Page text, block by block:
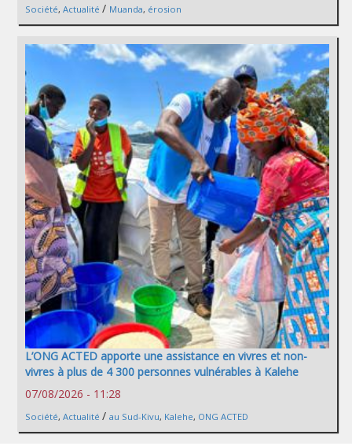
Société, Actualité / Muanda, érosion
L’ONG ACTED apporte une assistance en vivres et non-
vivres à plus de 4 300 personnes vulnérables à Kalehe
07/08/2026 - 11:28
Société, Actualité / au Sud-Kivu, Kalehe, ONG ACTED